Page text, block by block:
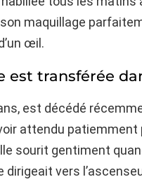
maquillage
œil.
est transférée
est décédé
attendu patiemment
sourit gentiment
dirigeait vers